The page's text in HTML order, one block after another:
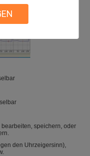
speichern, oder
den Uhrzeigersinn),